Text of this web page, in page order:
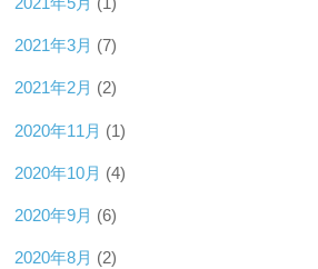
2021年3月 (7)
2021年2月 (2)
2020年11月 (1)
2020年10月 (4)
2020年9月 (6)
2020年8月 (2)